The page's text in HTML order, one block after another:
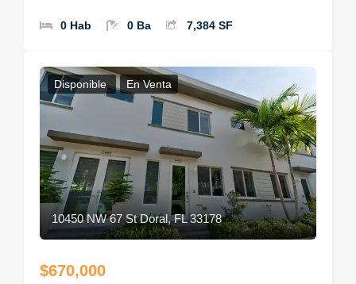
0 Hab 0 Ba 7,384 SF
Disponible En Venta
10450 NW 67 St Doral, FL 33178
$670,000